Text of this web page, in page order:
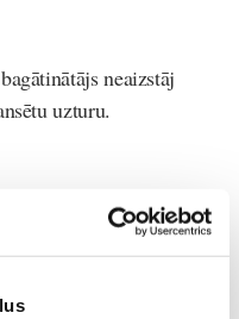
neaizstāj
uzturu.